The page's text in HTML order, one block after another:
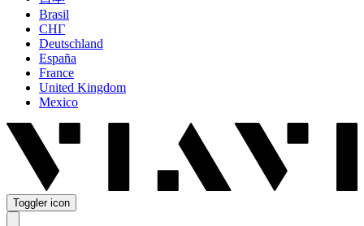
Brasil
СНГ
Deutschland
España
France
United Kingdom
Mexico
Toggler icon